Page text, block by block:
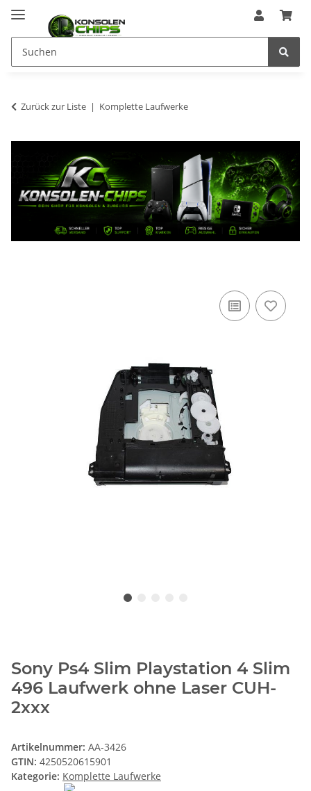
Zurück zur Liste Komplette Laufwerke
Sony Ps4 Slim Playstation 4 Slim
496 Laufwerk ohne Laser CUH-
2xxx
Artikelnummer: AA-3426
GTIN: 4250520615901
Kategorie: Komplette Laufwerke